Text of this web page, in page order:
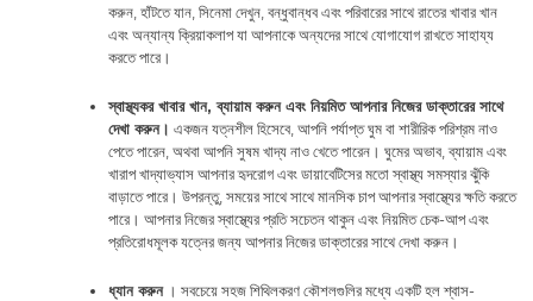
করুন, হাঁটতে যান, সিনেমা দেখুন, বন্ধুবান্ধব এবং পরিবারের সাথে রাতের খাবার খান
এবং অন্যান্য ক্রিয়াকলাপ যা আপনাকে অন্যদের সাথে যোগাযোগ রাখতে সাহায্য
করতে পারে।
স্বাস্থ্যকর খাবার খান, ব্যায়াম করুন এবং নিয়মিত আপনার নিজের ডাক্তারের সাথে
দেখা করুন। একজন যত্নশীল হিসেবে, আপনি পর্যাপ্ত ঘুম বা শারীরিক পরিশ্রম নাও
পেতে পারেন, অথবা আপনি সুষম খাদ্য নাও খেতে পারেন। ঘুমের অভাব, ব্যায়াম এবং
খারাপ খাদ্যাভ্যাস আপনার হৃদরোগ এবং ডায়াবেটিসের মতো স্বাস্থ্য সমস্যার ঝুঁকি
বাড়াতে পারে। উপরন্তু, সময়ের সাথে সাথে মানসিক চাপ আপনার স্বাস্থ্যের ক্ষতি করতে
পারে। আপনার নিজের স্বাস্থ্যের প্রতি সচেতন থাকুন এবং নিয়মিত চেক-আপ এবং
প্রতিরোধমূলক যত্নের জন্য আপনার নিজের ডাক্তারের সাথে দেখা করুন।
ধ্যান করুন। সবচেয়ে সহজ শিথিলকরণ কৌশলগুলির মধ্যে একটি হল শ্বাস-